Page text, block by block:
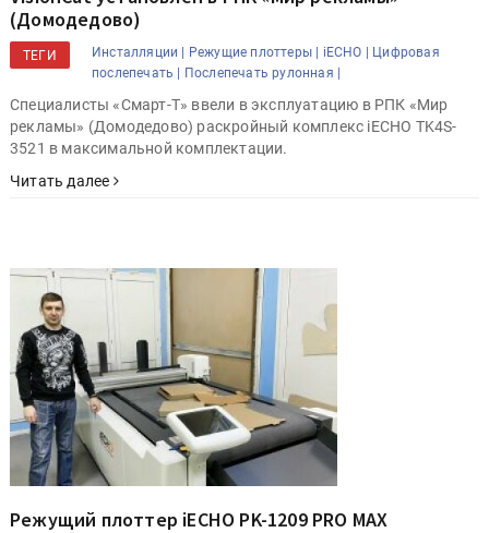
(Домодедово)
ТЕГИ Инсталляции | Режущие плоттеры | iECHO |
Цифровая
послепечать |
Послепечать рулонная |
Специалисты «Смарт-Т» ввели в эксплуатацию в РПК «Мир
рекламы» (Домодедово) раскройный комплекс iECHO TK4S-
3521 в максимальной комплектации.
Читать далее
Режущий плоттер iECHO PK-1209 PRO MAX